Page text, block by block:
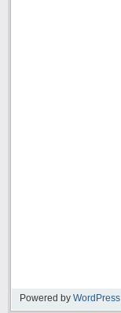
Powered by WordPress